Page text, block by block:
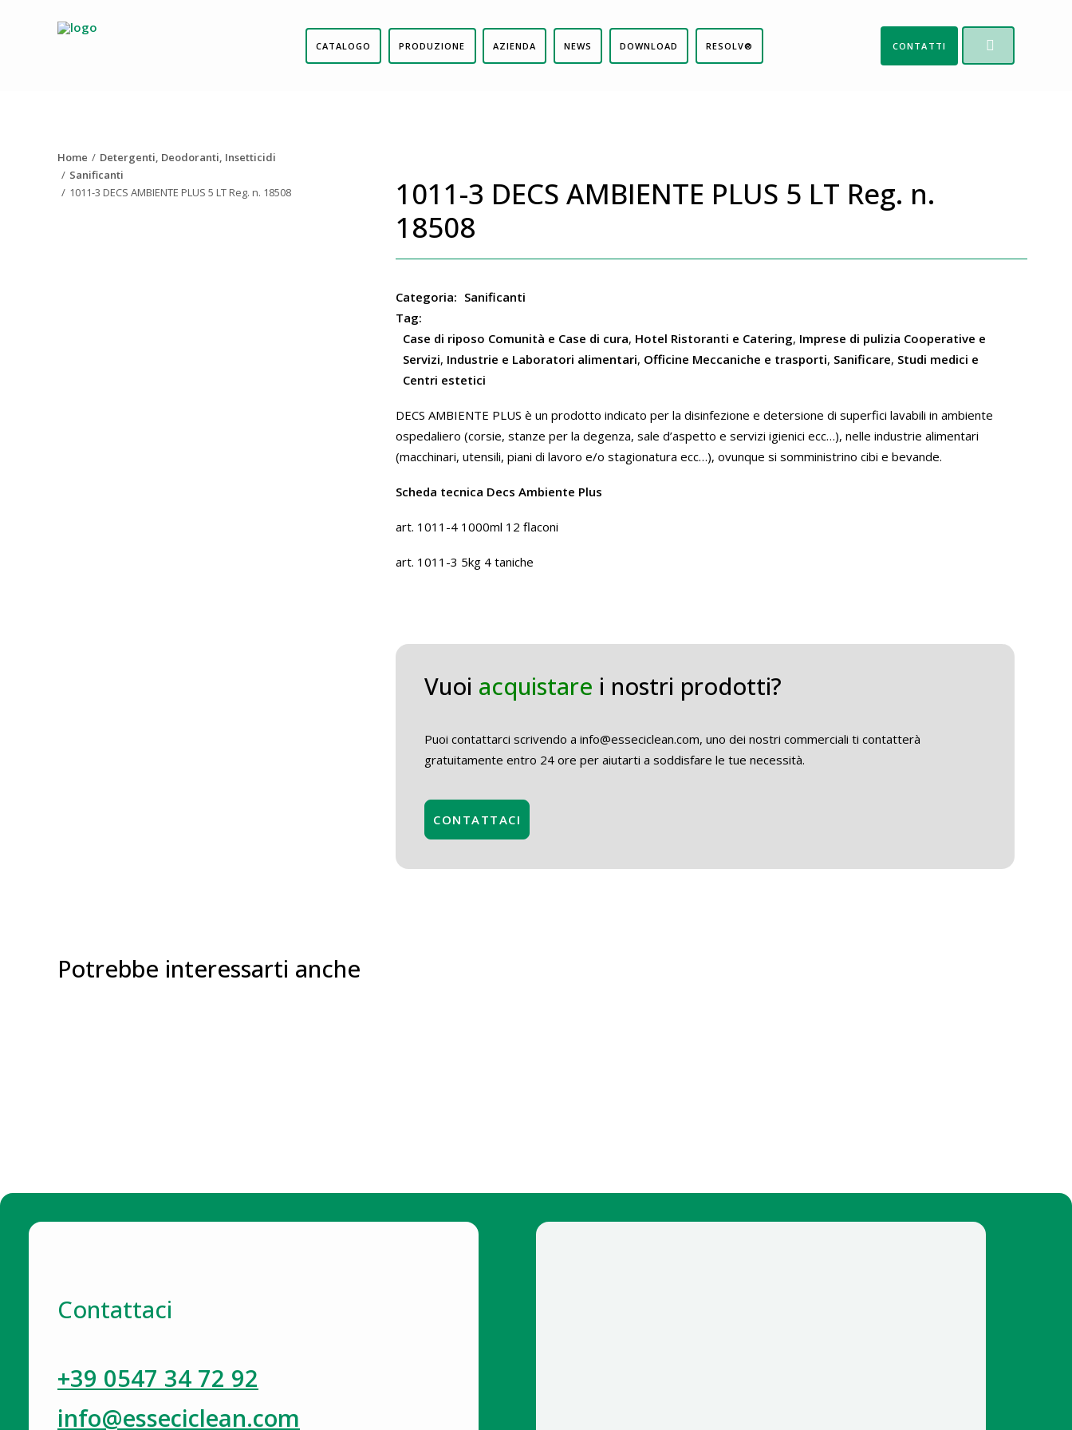
CATALOGO PRODUZIONE AZIENDA NEWS DOWNLOAD RESOLV® CONTATTI
Home
Detergenti, Deodoranti, Insetticidi
Sanificanti
1011-3 DECS AMBIENTE PLUS 5 LT Reg. n. 18508
1011-3 DECS AMBIENTE PLUS 5 LT Reg. n.
18508
Categoria: Sanificanti
Tag:
Case di riposo Comunità e Case di cura, Hotel Ristoranti e Catering, Imprese di pulizia Cooperative e
Servizi, Industrie e Laboratori alimentari, Officine Meccaniche e trasporti, Sanificare, Studi medici e
Centri estetici
DECS AMBIENTE PLUS è un prodotto indicato per la disinfezione e detersione di superfici lavabili in ambiente
ospedaliero (corsie, stanze per la degenza, sale d’aspetto e servizi igienici ecc…), nelle industrie alimentari
(macchinari, utensili, piani di lavoro e/o stagionatura ecc…), ovunque si somministrino cibi e bevande.
Scheda tecnica Decs Ambiente Plus
art. 1011-4 1000ml 12 flaconi
art. 1011-3 5kg 4 taniche
Vuoi acquistare i nostri prodotti?
Puoi contattarci scrivendo a info@esseciclean.com, uno dei nostri commerciali ti contatterà
gratuitamente entro 24 ore per aiutarti a soddisfare le tue necessità.
CONTATTACI
Potrebbe interessarti anche
Contattaci
+39 0547 34 72 92
info@esseciclean.com